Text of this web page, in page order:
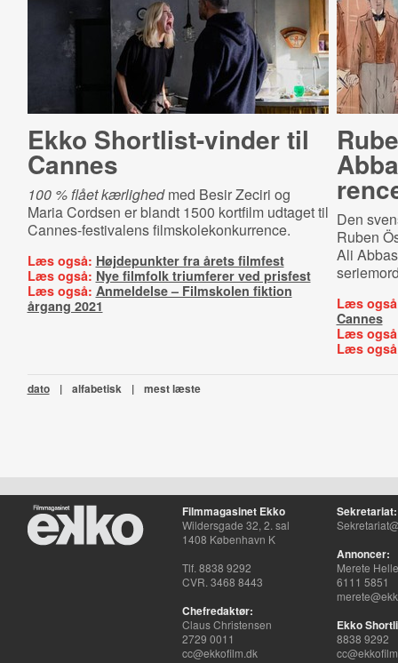
Ekko Short­list-​vin­der til
Cannes
100 % flået kærlighedmed Besir Zeciri og
Maria Cordsen er blandt 1500 kortfilm udtaget til
Cannes-festivalens filmskolekonkurrence.
Læs også: Højdepunkter fra årets filmfest
Læs også: Nye filmfolk triumferer ved prisfest
Læs også: Anmeldelse – Filmskolen fiktion
årgang 2021
Den
Ruben
Ali
Læs
Cannes
Læs
Læs
dato | alfabetisk | mest læste
Filmmagasinet Ekko
Wildersgade 32, 2. sal
1408 København K
Tlf. 8838 9292
CVR. 3468 8443
Chefredaktør:
Claus Christensen
2729 0011
cc@ekkofilm.dk
Sekretariat:
Annoncer:
Merete
6111 5851
Ekko
8838 9292